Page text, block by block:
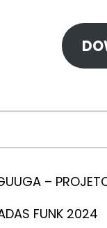
–
FUNK 2024